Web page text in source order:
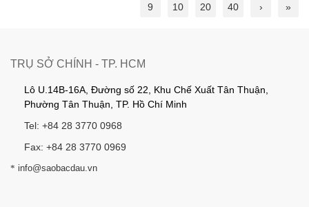
9
10 20 40 › »
TRỤ SỞ CHÍNH - TP. HCM
Lô U.14B-16A, Đường số 22, Khu Chế Xuất Tân Thuận,
Phường Tân Thuận, TP. Hồ Chí Minh
Tel: +84 28 3770 0968
Fax: +84 28 3770 0969
* info@saobacdau.vn